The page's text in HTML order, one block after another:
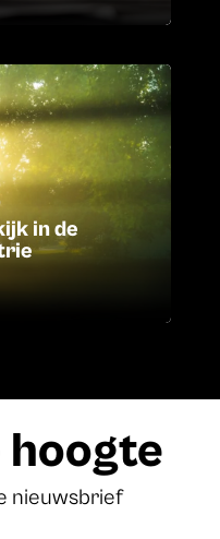
in de
hoogte
nieuwsbrief